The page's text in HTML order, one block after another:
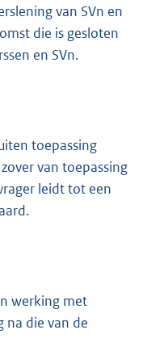
van SVn en
die is gesloten
en SVn.
toepassing
van toepassing
leidt tot een
werking met
na die van de